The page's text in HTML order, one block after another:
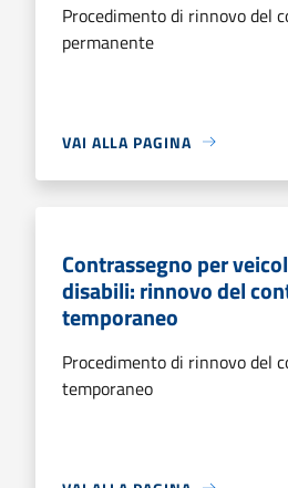
Procedimento di rinnovo del
permanente
VAI ALLA PAGINA
Contrassegno per
disabili: rinnovo del
temporaneo
Procedimento di rinnovo del
temporaneo